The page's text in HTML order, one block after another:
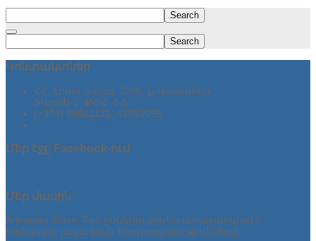
Search
Search
Կոնտակտներ
ՀՀ, Լոռու մարզ, 2020, ք․Վանաձոր,
Տարոն-2, ՔՇՀ, 8-5
(+374) 98061131, 43555095
Մեր էջը Facebook-ում
Մեր մասին
Armenian Travel Tors ընկերությունն առաջարկում է
հանգստի լավագույն հնարավորությունները։